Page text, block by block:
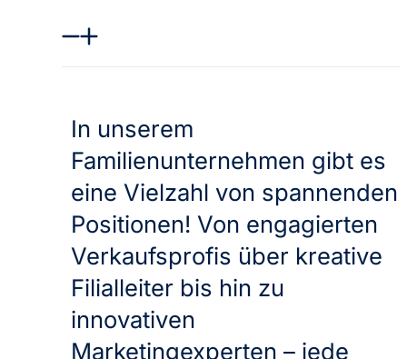
In unserem
Familienunternehmen gibt es
eine Vielzahl von spannenden
Positionen! Von engagierten
Verkaufsprofis über kreative
Filialleiter bis hin zu
innovativen
Marketingexperten – jede